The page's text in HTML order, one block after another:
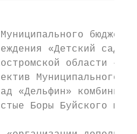
«Детский сад
области –
Муниципального
«Дельфин»
Боры Буйского